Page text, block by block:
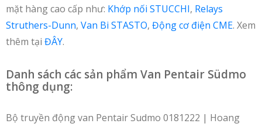
mặt hàng cao cấp như: Khớp nối STUCCHI, Relays
Struthers-Dunn, Van Bi STASTO, Động cơ điện CME. Xem
thêm tại ĐÂY.
Danh sách các sản phẩm Van Pentair Südmo
thông dụng:
Bộ truyền động van Pentair Sudmo 0181222 | Hoang